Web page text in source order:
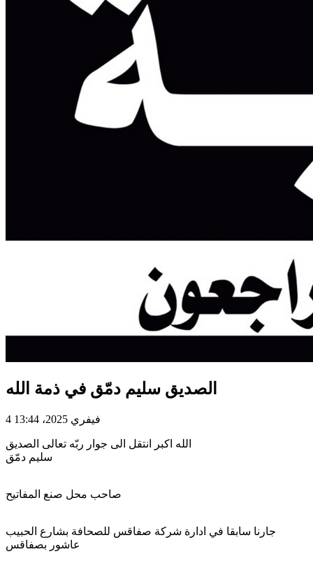
الصديق سليم دمّق في ذمة الله
4 فيفري 2025، 13:44
الله اكبر انتقل الى جوار ربّه تعالى الصديق
سليم دمّق
صاحب محل صنع المفاتيح
جارنا سابقا في ادارة شركة صفاقس للصحافة بشارع الحبيب
عاشور بصفاقس